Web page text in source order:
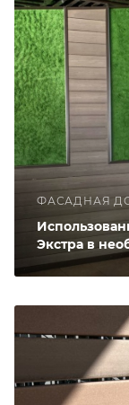
ФАСАДНАЯ
Экстра в